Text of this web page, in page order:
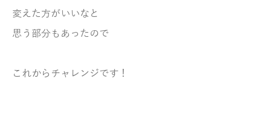
変えた方がいいなと
思う部分もあったので
これからチャレンジです！